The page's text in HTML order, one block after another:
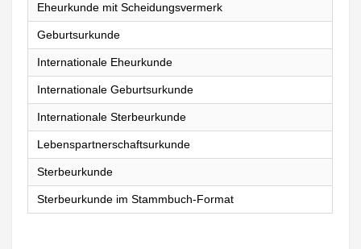
Eheurkunde mit Scheidungsvermerk
Geburtsurkunde
Internationale Eheurkunde
Internationale Geburtsurkunde
Internationale Sterbeurkunde
Lebenspartnerschaftsurkunde
Sterbeurkunde
Sterbeurkunde im Stammbuch-Format